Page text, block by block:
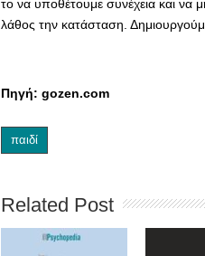
το να υποθέτουμε συνέχεια και να
λάθος την κατάσταση.
Πηγή: gozen.com
παιδί
Related Post